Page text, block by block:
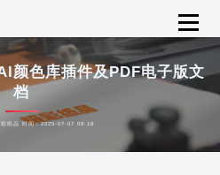
颜色库插件及PDF电子版文
档
纸品 时间：2025-07-07 09:18